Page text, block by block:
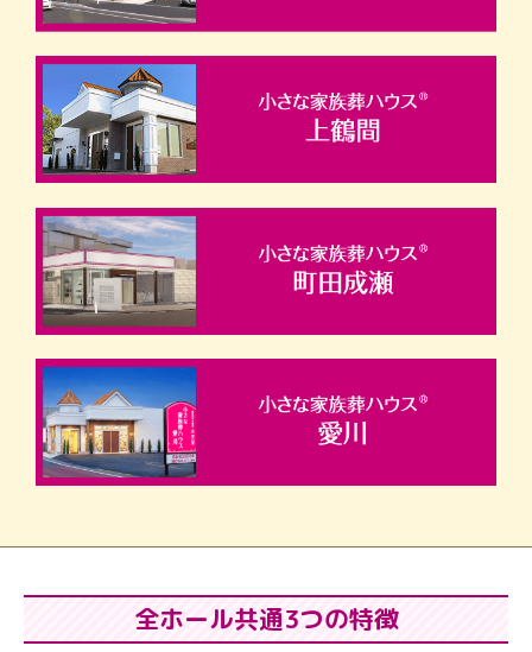
全ホール共通3つの特徴